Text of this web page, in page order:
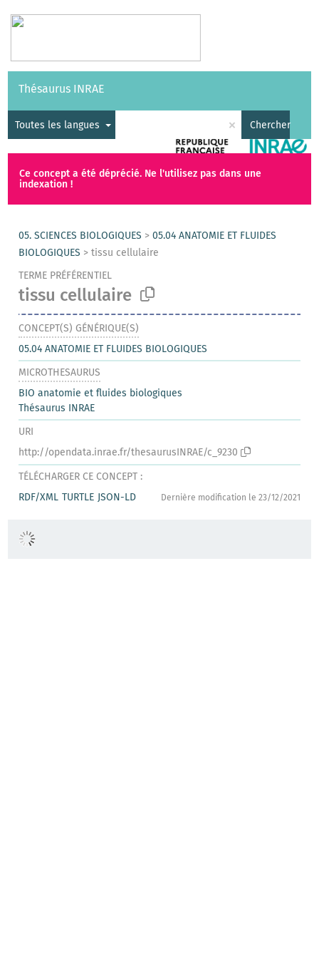
Vocabulaires API
Thésaurus INRAE
Toutes les langues × Chercher
Ce concept a été déprécié. Ne l'utilisez pas dans une
indexation !
05. SCIENCES BIOLOGIQUES >05.04 ANATOMIE ET FLUIDES
BIOLOGIQUES >tissu cellulaire
TERME PRÉFÉRENTIEL
tissu cellulaire
CONCEPT(S) GÉNÉRIQUE(S)
05.04 ANATOMIE ET FLUIDES BIOLOGIQUES
MICROTHESAURUS
BIO anatomie et fluides biologiques
Thésaurus INRAE
URI
http://opendata.inrae.fr/thesaurusINRAE/c_9230
TÉLÉCHARGER CE CONCEPT :
RDF/XML TURTLE JSON-LD Dernière modification le 23/12/2021